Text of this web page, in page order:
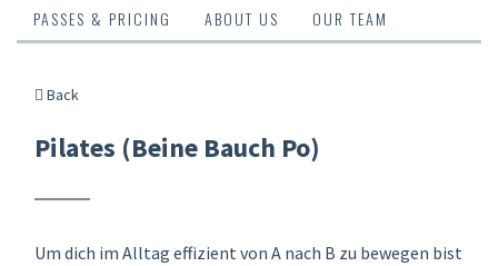
PASSES & PRICING
ABOUT US OUR TEAM
Back
Pilates (Beine Bauch Po)
Um dich im Alltag effizient von A nach B zu bewegen bist